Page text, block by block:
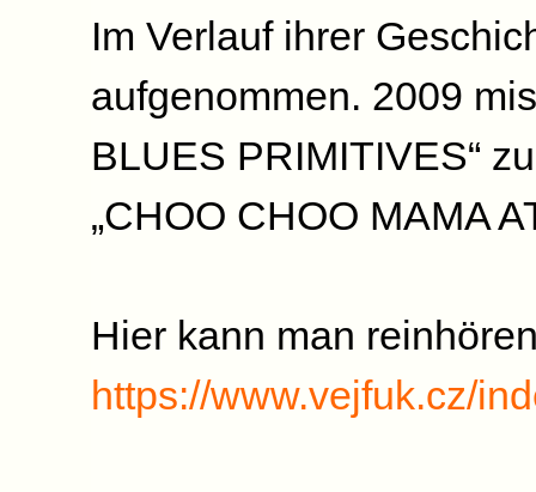
Im Verlauf ihrer
aufgenommen. 2009
BLUES PRIMITIVES“
„CHOO CHOO MAMA
Hier kann man
https://www.vejfuk.cz/